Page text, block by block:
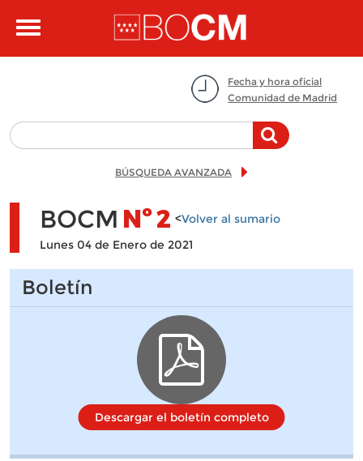
Toggle
Fecha y hora oficial
Comunidad de Madrid
BÚSQUEDA AVANZADA
BOCM Nº2 <Volver al sumario
Lunes 04 de Enero de 2021
Boletín
Descargar el boletín completo